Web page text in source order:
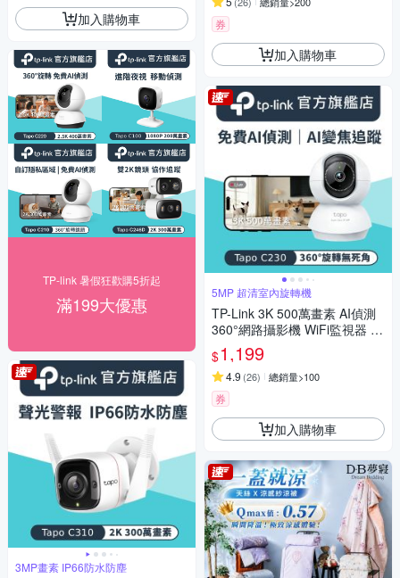
加入購物車
TP-link 暑假狂歡購5折起
滿199大優惠
3MP畫素 IP66防水防塵
券
加入購物車
5MP 超清室內旋轉機
TP-Link 3K 500萬畫素 AI偵測
360°網路攝影機 WiFi監視器 IP
CAM(雙向語音/支援512GB/寵
物/嬰兒/長輩/Tapo C230 )
$1,199
4.9 (26) 總銷量>100
券
加入購物車